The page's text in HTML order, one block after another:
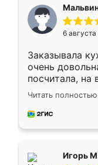
6
Заказывала
очень
посчитала, на
Замерщик
делу со всей
за день,
Читать полностью
Игорь